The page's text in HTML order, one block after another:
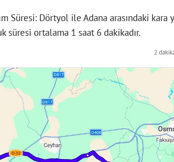
Süresi: Dörtyol ile Adana arasındaki kara
süresi ortalama 1 saat 6 dakikadır.
2